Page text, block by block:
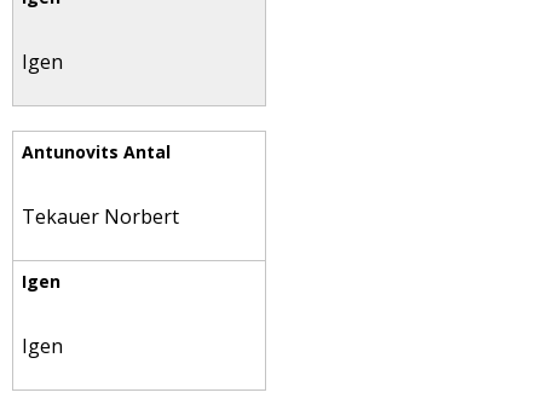
Igen
Tekauer Norbert
Igen